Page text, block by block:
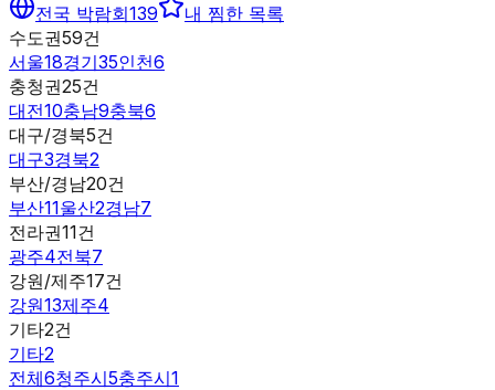
전국 박람회139
내 찜한 목록
수도권59건
서울18경기35인천6
충청권25건
대전10충남9충북6
대구/경북5건
대구3경북2
부산/경남20건
부산11울산2경남7
전라권11건
광주4전북7
강원/제주17건
강원13제주4
기타2건
기타2
전체6청주시5충주시1